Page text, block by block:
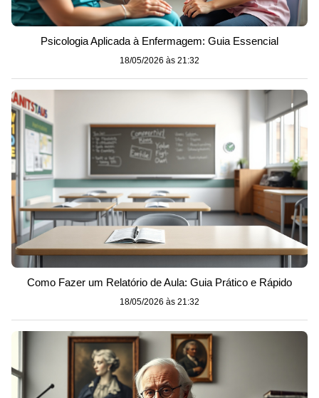
Psicologia Aplicada à Enfermagem: Guia Essencial
18/05/2026 às 21:32
Como Fazer um Relatório de Aula: Guia Prático e Rápido
18/05/2026 às 21:32